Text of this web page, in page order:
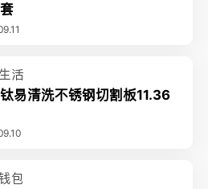
活
易清洗不锈钢切割板11.36
包